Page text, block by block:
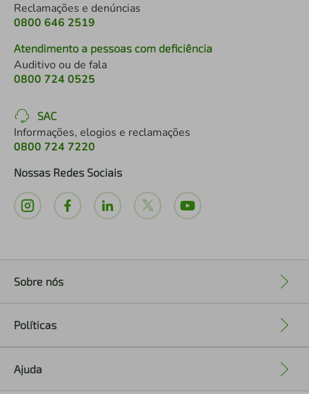
Reclamações e denúncias
0800 646 2519
Atendimento a pessoas com deficiência
Auditivo ou de fala
0800 724 0525
SAC
Informações, elogios e reclamações
0800 724 7220
Nossas Redes Sociais
Sobre nós
Políticas
Ajuda